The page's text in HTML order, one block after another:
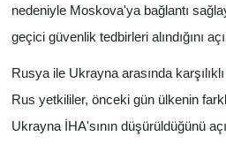
nedeniyle Moskova'ya bağlantı
geçici güvenlik tedbirleri alındığını
Rusya ile Ukrayna arasında
Rus yetkililer, önceki gün ülkenin
Ukrayna İHA'sının düşürüldüğünü